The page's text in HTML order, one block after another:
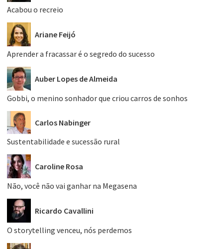
Acabou o recreio
Ariane Feijó
Aprender a fracassar é o segredo do sucesso
Auber Lopes de Almeida
Gobbi, o menino sonhador que criou carros de sonhos
Carlos Nabinger
Sustentabilidade e sucessão rural
Caroline Rosa
Não, você não vai ganhar na Megasena
Ricardo Cavallini
O storytelling venceu, nós perdemos